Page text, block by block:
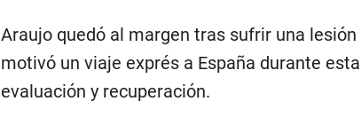
Araujo quedó al margen tras sufrir una
motivó un viaje exprés a España durante
evaluación y recuperación.